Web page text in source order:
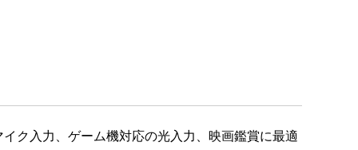
ク入力、ゲーム機対応の光入力、映画鑑賞に最適